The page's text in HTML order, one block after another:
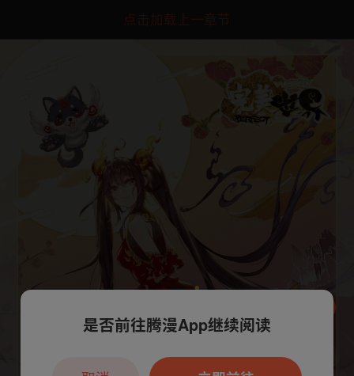
点击加载上一章节
本章节仅支持App阅读，可打开App新用
户7天免费看
是否前往腾漫App继续阅读